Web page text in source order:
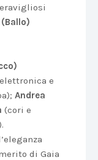
e
Andrea
(cori e
di Gaia